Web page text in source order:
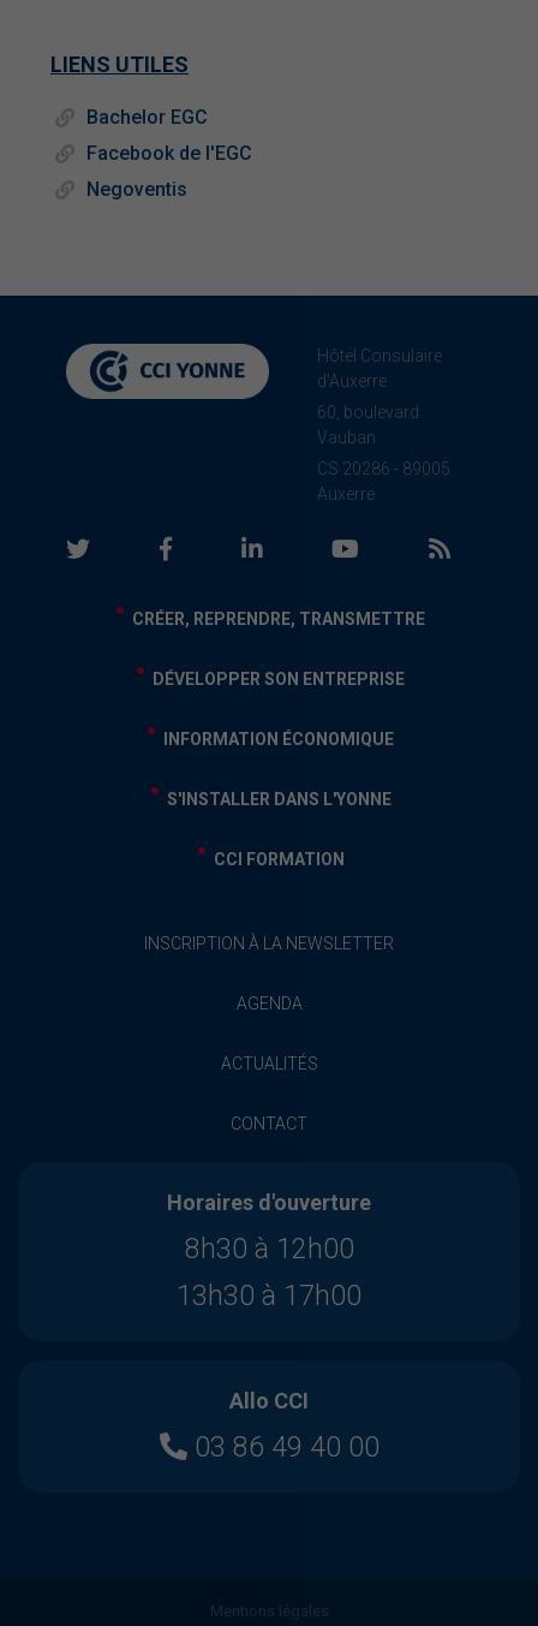
LIENS UTILES
Bachelor EGC
Facebook de l'EGC
Negoventis
Hôtel Consulaire
d'Auxerre
60, boulevard
Vauban
CS 20286 - 89005
Auxerre
CRÉER, REPRENDRE, TRANSMETTRE
DÉVELOPPER SON ENTREPRISE
INFORMATION ÉCONOMIQUE
S'INSTALLER DANS L'YONNE
CCI FORMATION
INSCRIPTION À LA NEWSLETTER
AGENDA
ACTUALITÉS
CONTACT
Horaires d'ouverture
8h30 à 12h00
13h30 à 17h00
Allo CCI
03 86 49 40 00
Mentions légales